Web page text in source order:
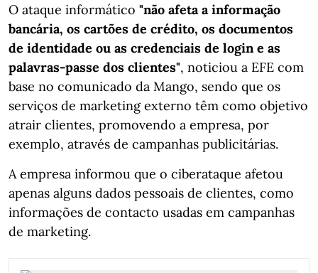
O ataque informático "não afeta a informação
bancária, os cartões de crédito, os documentos
de identidade ou as credenciais de login e as
palavras-passe dos clientes", noticiou a EFE com
base no comunicado da Mango, sendo que os
serviços de marketing externo têm como objetivo
atrair clientes, promovendo a empresa, por
exemplo, através de campanhas publicitárias.
A empresa informou que o ciberataque afetou
apenas alguns dados pessoais de clientes, como
informações de contacto usadas em campanhas
de marketing.